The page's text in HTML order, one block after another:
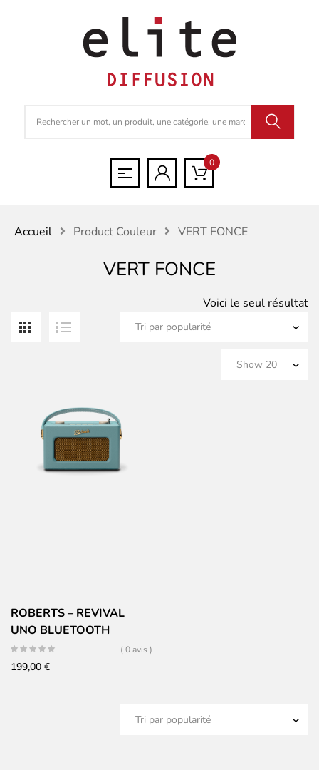
0
Accueil Product Couleur VERT FONCE
VERT FONCE
Voici le seul résultat
ROBERTS – REVIVAL
UNO BLUETOOTH
( 0 avis )
199,00 €